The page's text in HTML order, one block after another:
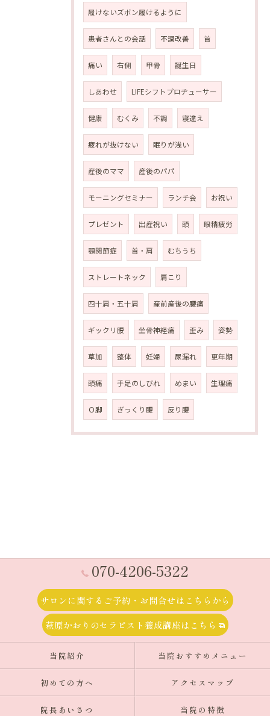
履けないズボン履けるように
患者さんとの会話 不調改善 首
痛い 右側 甲骨 誕生日
しあわせ LIFEシフトプロヂューサー
健康 むくみ 不調 寝違え
疲れが抜けない 眠りが浅い
産後のママ 産後のパパ
モーニングセミナー ランチ会 お祝い
プレゼント 出産祝い 頭 眼精疲労
顎関節症 首・肩 むちうち
ストレートネック 肩こり
四十肩・五十肩 産前産後の腰痛
ギックリ腰 坐骨神経痛 歪み 姿勢
草加 整体 妊婦 尿漏れ 更年期
頭痛 手足のしびれ めまい 生理痛
Ｏ脚 ぎっくり腰 反り腰
070-4206-5322
サロンに関するご予約・お問合せはこちらから
萩原かおりのセラピスト養成講座はこちら
当院紹介 当院おすすめメニュー
初めての方へ アクセスマップ
院長あいさつ 当院の特徴